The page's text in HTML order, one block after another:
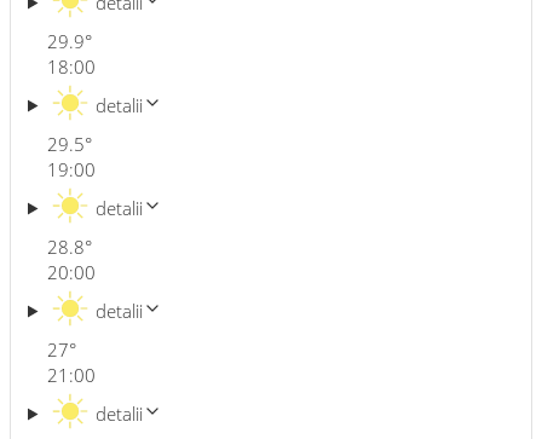
29.9°
18:00
29.5°
detalii
19:00
28.8°
detalii
20:00
27°
detalii
21:00
detalii